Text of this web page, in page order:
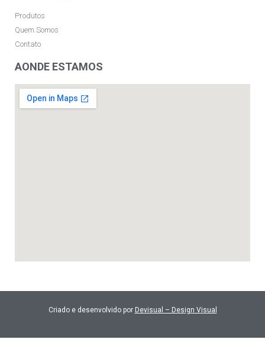
Produtos
Quem Somos
Contato
AONDE ESTAMOS
Criado e desenvolvido por Devisual – Design Visual